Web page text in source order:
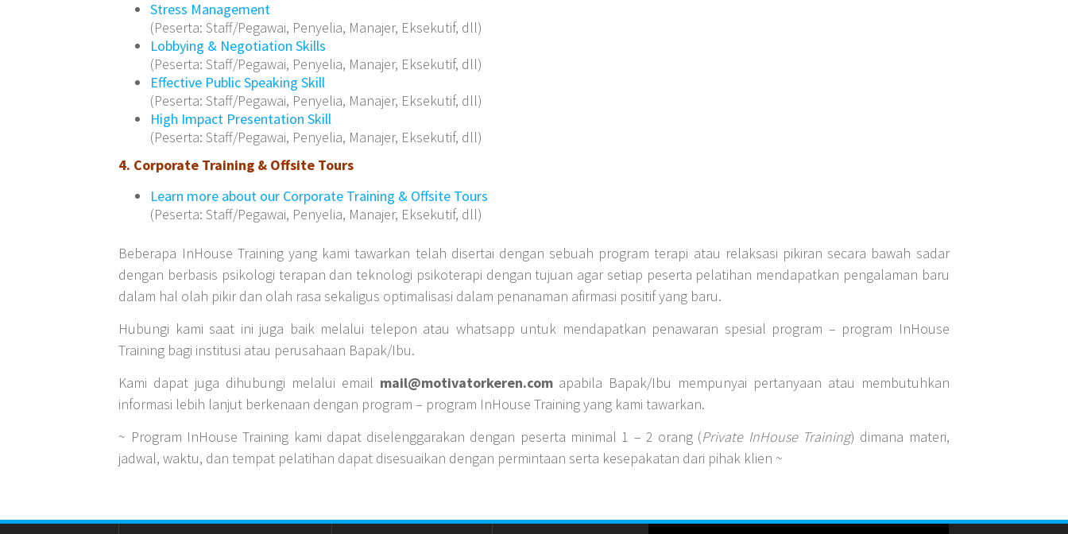
Stress Management
(Peserta: Staff/Pegawai, Penyelia, Manajer, Eksekutif, dll)
Lobbying & Negotiation Skills
(Peserta: Staff/Pegawai, Penyelia, Manajer, Eksekutif, dll)
Effective Public Speaking Skill
(Peserta: Staff/Pegawai, Penyelia, Manajer, Eksekutif, dll)
High Impact Presentation Skill
(Peserta: Staff/Pegawai, Penyelia, Manajer, Eksekutif, dll)
4. Corporate Training & Offsite Tours
Learn more about our Corporate Training & Offsite Tours
(Peserta: Staff/Pegawai, Penyelia, Manajer, Eksekutif, dll)
Beberapa InHouse Training yang kami tawarkan telah disertai dengan sebuah program terapi atau relaksasi pikiran secara bawah sadar
dengan berbasis psikologi terapan dan teknologi psikoterapi dengan tujuan agar setiap peserta pelatihan mendapatkan pengalaman baru
dalam hal olah pikir dan olah rasa sekaligus optimalisasi dalam penanaman afirmasi positif yang baru.
Hubungi kami saat ini juga baik melalui telepon atau whatsapp untuk mendapatkan penawaran spesial program – program InHouse
Training bagi institusi atau perusahaan Bapak/Ibu.
Kami dapat juga dihubungi melalui email mail@motivatorkeren.comapabila Bapak/Ibu mempunyai pertanyaan atau membutuhkan
informasi lebih lanjut berkenaan dengan program – program InHouse Training yang kami tawarkan.
~ Program InHouse Training kami dapat diselenggarakan dengan peserta minimal 1 – 2 orang (Private InHouse Training) dimana materi,
jadwal, waktu, dan tempat pelatihan dapat disesuaikan dengan permintaan serta kesepakatan dari pihak klien ~